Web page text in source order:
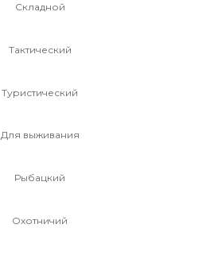
Складной
Тактический
Туристический
Для выживания
Рыбацкий
Охотничий